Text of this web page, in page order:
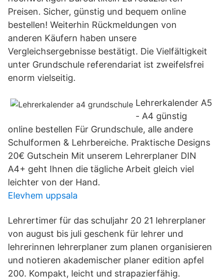
Preisen. Sicher, günstig und bequem online
bestellen! Weiterhin Rückmeldungen von
anderen Käufern haben unsere
Vergleichsergebnisse bestätigt. Die Vielfältigkeit
unter Grundschule referendariat ist zweifelsfrei
enorm vielseitig.
Lehrerkalender A5
- A4 günstig
online bestellen Für Grundschule, alle andere
Schulformen & Lehrbereiche. Praktische Designs
20€ Gutschein Mit unserem Lehrerplaner DIN
A4+ geht Ihnen die tägliche Arbeit gleich viel
leichter von der Hand.
Elevhem uppsala
Lehrertimer für das schuljahr 20 21 lehrerplaner
von august bis juli geschenk für lehrer und
lehrerinnen lehrerplaner zum planen organisieren
und notieren akademischer planer edition apfel
200. Kompakt, leicht und strapazierfähig.